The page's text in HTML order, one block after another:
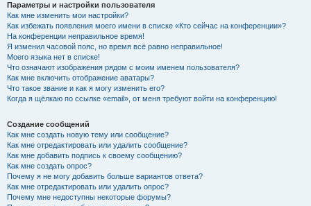
Параметры и настройки пользователя
Как мне изменить мои настройки?
Как избежать появления моего имени в списке «Кто сейчас на конференции»?
На конференции неправильное время!
Я изменил часовой пояс, но время всё равно неправильное!
Моего языка нет в списке!
Что означают изображения рядом с моим именем пользователя?
Как мне включить отображение аватары?
Что такое звание и как я могу изменить его?
Когда я щёлкаю по ссылке «email», от меня требуют войти на конференцию!
Создание сообщений
Как мне создать новую тему или сообщение?
Как мне отредактировать или удалить сообщение?
Как мне добавить подпись к своему сообщению?
Как мне создать опрос?
Почему я не могу добавить больше вариантов ответа?
Как мне отредактировать или удалить опрос?
Почему мне недоступны некоторые форумы?